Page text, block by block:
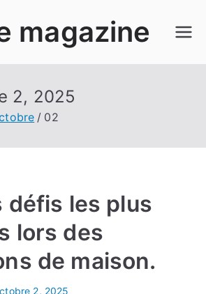
magazine
2, 2025
02
défis les plus
lors des
de maison.
2, 2025